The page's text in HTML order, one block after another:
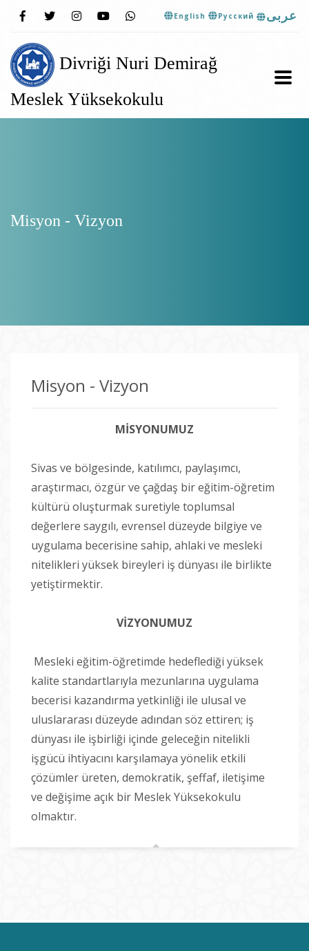
English Pусский عربى
Divriği Nuri Demirağ
Meslek Yüksekokulu
Misyon - Vizyon
Misyon - Vizyon
MİSYONUMUZ
Sivas ve bölgesinde, katılımcı, paylaşımcı,
araştırmacı, özgür ve çağdaş bir eğitim-öğretim
kültürü oluşturmak suretiyle toplumsal
değerlere saygılı, evrensel düzeyde bilgiye ve
uygulama becerisine sahip, ahlaki ve mesleki
nitelikleri yüksek bireyleri iş dünyası ile birlikte
yetiştirmektir.
VİZYONUMUZ
Mesleki eğitim-öğretimde hedeflediği yüksek
kalite standartlarıyla mezunlarına uygulama
becerisi kazandırma yetkinliği ile ulusal ve
uluslararası düzeyde adından söz ettiren; iş
dünyası ile işbirliği içinde geleceğin nitelikli
işgücü ihtiyacını karşılamaya yönelik etkili
çözümler üreten, demokratik, şeffaf, iletişime
ve değişime açık bir Meslek Yüksekokulu
olmaktır.